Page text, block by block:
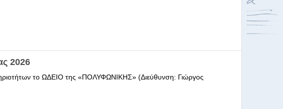
2026
το ΩΔΕΙΟ της «ΠΟΛΥΦΩΝΙΚΗΣ» (Διεύθυνση: Γιώργος